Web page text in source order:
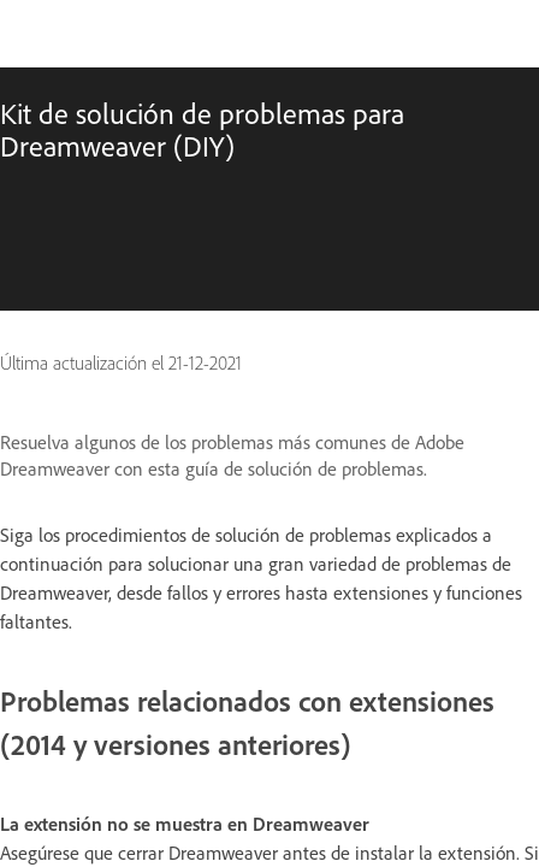
Kit de solución de problemas para
Dreamweaver (DIY)
Última actualización el 21-12-2021
Resuelva algunos de los problemas más comunes de Adobe
Dreamweaver con esta guía de solución de problemas.
Siga los procedimientos de solución de problemas explicados a
continuación para solucionar una gran variedad de problemas de
Dreamweaver, desde fallos y errores hasta extensiones y funciones
faltantes.
Problemas relacionados con extensiones
(2014 y versiones anteriores)
La extensión no se muestra en Dreamweaver
Asegúrese que cerrar Dreamweaver antes de instalar la extensión. Si